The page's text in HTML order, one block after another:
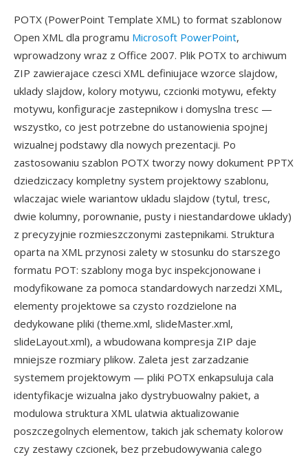
POTX (PowerPoint Template XML) to format szablonow
Open XML dla programu Microsoft PowerPoint,
wprowadzony wraz z Office 2007. Plik POTX to archiwum
ZIP zawierajace czesci XML definiujace wzorce slajdow,
uklady slajdow, kolory motywu, czcionki motywu, efekty
motywu, konfiguracje zastepnikow i domyslna tresc —
wszystko, co jest potrzebne do ustanowienia spojnej
wizualnej podstawy dla nowych prezentacji. Po
zastosowaniu szablon POTX tworzy nowy dokument PPTX
dziedziczacy kompletny system projektowy szablonu,
wlaczajac wiele wariantow ukladu slajdow (tytul, tresc,
dwie kolumny, porownanie, pusty i niestandardowe uklady)
z precyzyjnie rozmieszczonymi zastepnikami. Struktura
oparta na XML przynosi zalety w stosunku do starszego
formatu POT: szablony moga byc inspekcjonowane i
modyfikowane za pomoca standardowych narzedzi XML,
elementy projektowe sa czysto rozdzielone na
dedykowane pliki (theme.xml, slideMaster.xml,
slideLayout.xml), a wbudowana kompresja ZIP daje
mniejsze rozmiary plikow. Zaleta jest zarzadzanie
systemem projektowym — pliki POTX enkapsuluja cala
identyfikacje wizualna jako dystrybuowalny pakiet, a
modulowa struktura XML ulatwia aktualizowanie
poszczegolnych elementow, takich jak schematy kolorow
czy zestawy czcionek, bez przebudowywania calego